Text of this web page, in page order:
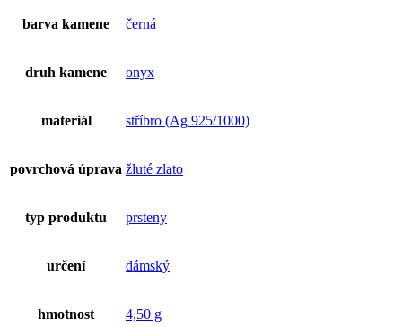
barva kamene černá
druh kamene onyx
materiál stříbro (Ag 925/1000)
povrchová úprava žluté zlato
typ produktu prsteny
určení dámský
hmotnost 4,50 g